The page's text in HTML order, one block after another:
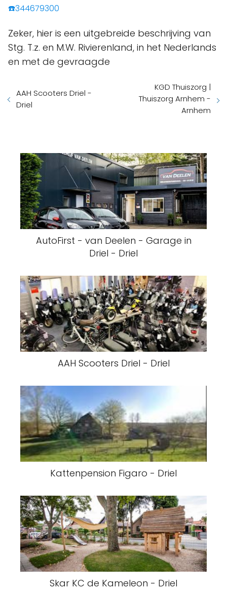
☎️344679300
Zeker, hier is een uitgebreide beschrijving van
Stg. T.z. en M.W. Rivierenland, in het Nederlands
en met de gevraagde
AAH Scooters Driel -
Driel
KGD Thuiszorg |
Thuiszorg Arnhem -
Arnhem
AutoFirst - van Deelen - Garage in
Driel - Driel
AAH Scooters Driel - Driel
Kattenpension Figaro - Driel
Skar KC de Kameleon - Driel